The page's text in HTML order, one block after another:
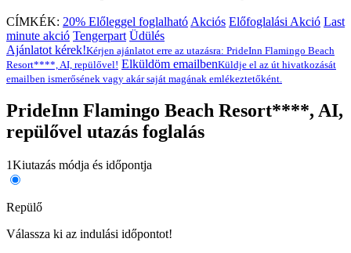
CÍMKÉK: 20% Előleggel foglalható Akciós Előfoglalási Akció Last
minute akció Tengerpart Üdülés
Ajánlatot kérek!Kérjen ajánlatot erre az utazásra: PrideInn Flamingo Beach
Resort****, AI, repülővel! Elküldöm emailbenKüldje el az út hivatkozását
emailben ismerősének vagy akár saját magának emlékeztetőként.
PrideInn Flamingo Beach Resort****, AI,
repülővel utazás foglalás
1Kiutazás módja és időpontja
Repülő
Válassza ki az indulási időpontot!